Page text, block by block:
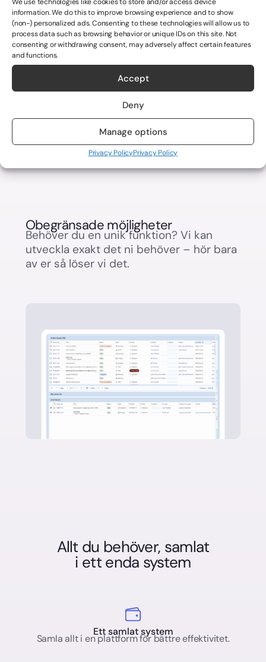
information. We do this to improve browsing experience and to show
(non-) personalized ads. Consenting to these technologies will allow us to
process data such as browsing behavior or unique IDs on this site. Not
consenting or withdrawing consent, may adversely affect certain features
and functions.
Accept
Deny
Manage options
Privacy PolicyPrivacy Policy
Obegränsade möjligheter
Behöver du en unik funktion? Vi kan
utveckla exakt det ni behöver – hör bara
av er så löser vi det.
Allt du behöver, samlat
i ett enda system
Ett samlat system
Samla allt i en plattform för bättre effektivitet.